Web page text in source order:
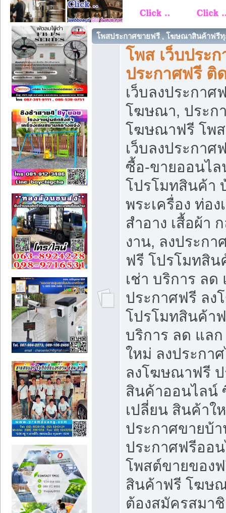
โพสประกาศขายฟรี , โฆษณาสินค้าฟรี
โพส เว็บประก
ประกาศฟรี ติ
เว็บลงประกา
โฆษณา, ประก
โฆษณาฟรี โพส
เว็บลงประกา
ซื้อ-ขายออนไล
โปรโมทสินค้า
พระเครื่อง ท่อง
สำอาง เสื้อผ้า
งาน, ลงประก
ฟรี โปรโมทสิ
เช่า บริการ ลด
ประกาศฟรี ล
โปรโมทสินค้า
บริการ ลด แล
ใหม่ ลงประกา
ลงโฆษณาฟรี
สินค้าออนไลน์
เปลี่ยน สินค้าใ
ประกาศขายบ้
ประกาศฟรีออ
โพสต์ขายของ
สินค้าฟรี โฆษ
ต้องสมัครสมา